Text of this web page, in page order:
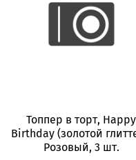
Топпер в торт, Happy
Birthday (золотой
Розовый, 3 шт.